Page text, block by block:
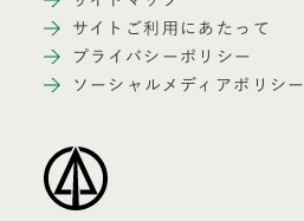
サイトご利用にあたって
プライバシーポリシー
ソーシャルメディアポリシー